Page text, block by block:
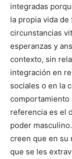
integradas
la propia vida de
circunstancias
esperanzas y
contexto, sin
integración en
sociales o en la
comportamiento
referencia es el
poder
creen que en su
que se les